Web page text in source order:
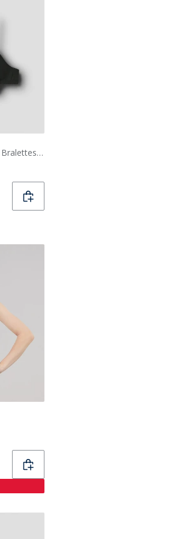
LMTD Piger Nantelle To Pak Bralettes Sort